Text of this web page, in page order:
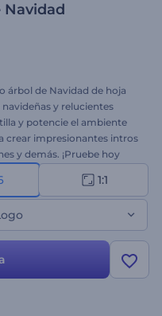
Navidad
árbol de Navidad de hoja
y relucientes
y potencie el ambiente
crear impresionantes intros
y demás. ¡Pruebe hoy
1:1